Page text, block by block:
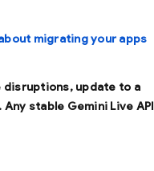
migrating your apps
disruptions, update to a
Any stable Gemini Live API